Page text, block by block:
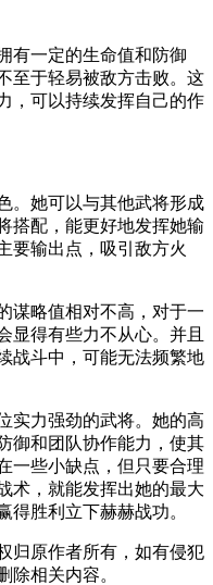
有一定的生命值和防御
至于轻易被敌方击败。这
，可以持续发挥自己的作
。她可以与其他武将形成
搭配，能更好地发挥她输
要输出点，吸引敌方火
谋略值相对不高，对于一
显得有些力不从心。并且
战斗中，可能无法频繁地
实力强劲的武将。她的高
御和团队协作能力，使其
一些小缺点，但只要合理
术，就能发挥出她的最大
得胜利立下赫赫战功。
归原作者所有，如有侵犯
除相关内容。